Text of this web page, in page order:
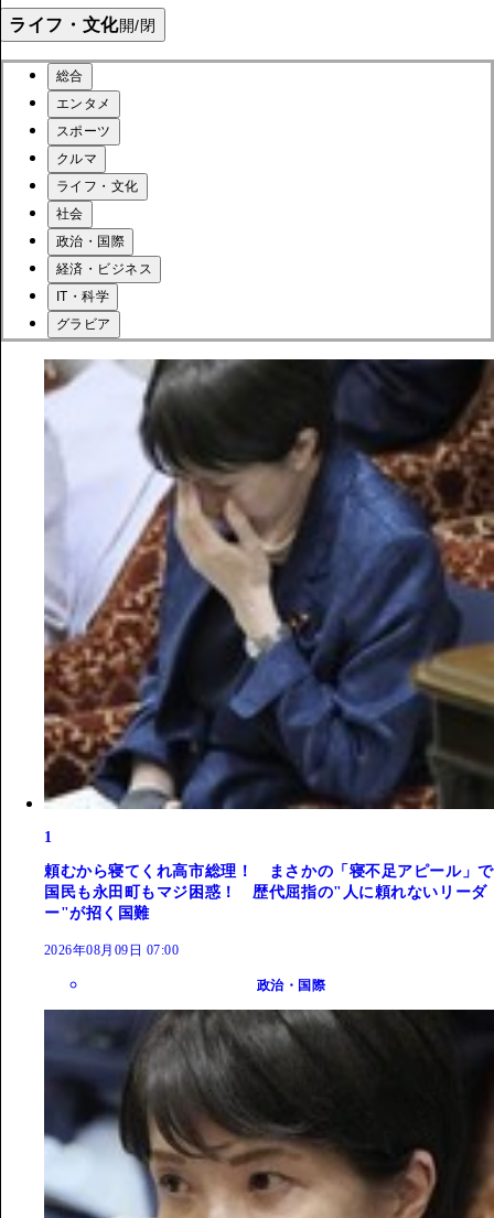
ライフ・文化開/閉
総合
エンタメ
スポーツ
クルマ
ライフ・文化
社会
政治・国際
経済・ビジネス
IT・科学
グラビア
1
頼むから寝てくれ高市総理！ まさかの「寝不足アピール」で
国民も永田町もマジ困惑！ 歴代屈指の"人に頼れないリーダ
ー"が招く国難
2026年08月09日 07:00
政治・国際